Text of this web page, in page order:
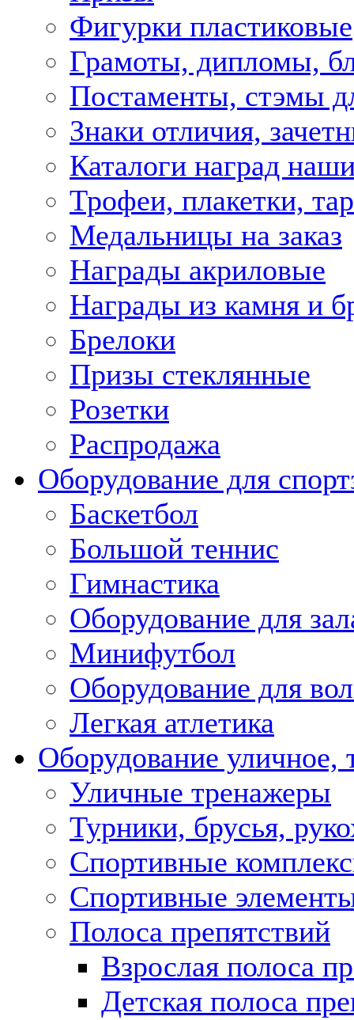
Фигурки пластиковые
Грамоты, дипломы,
Постаменты, стэмы
Знаки отличия,
Каталоги наград
Трофеи, плакетки,
Медальницы на заказ
Награды акриловые
Награды из камня и
Брелоки
Призы стеклянные
Розетки
Распродажа
Оборудование для
Баскетбол
Большой теннис
Гимнастика
Оборудование для
Минифутбол
Оборудование для
Легкая атлетика
Оборудование уличное,
Уличные тренажеры
Турники, брусья,
Спортивные
Спортивные
Полоса препятствий
Взрослая полоса
Детская полоса